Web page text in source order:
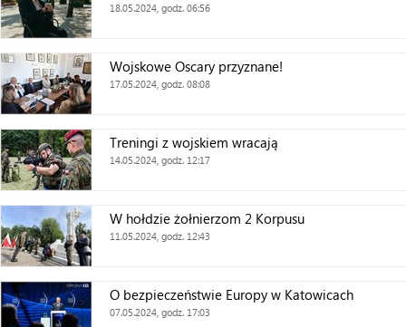
18.05.2024, godz. 06:56
Wojskowe Oscary przyznane!
17.05.2024, godz. 08:08
Treningi z wojskiem wracają
14.05.2024, godz. 12:17
W hołdzie żołnierzom 2 Korpusu
11.05.2024, godz. 12:43
O bezpieczeństwie Europy w Katowicach
07.05.2024, godz. 17:03